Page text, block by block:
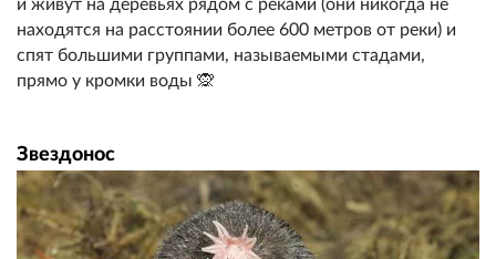
и живут на деревьях рядом с реками (они никогда не
находятся на расстоянии более 600 метров от реки) и
спят большими группами, называемыми стадами,
прямо у кромки воды 🙊
Звездонос